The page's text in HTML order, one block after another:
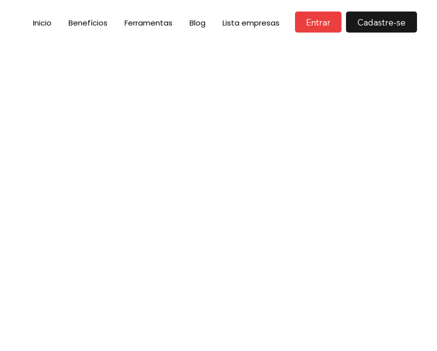
Inicio Benefícios Ferramentas Blog Lista empresas Entrar Cadastre-se